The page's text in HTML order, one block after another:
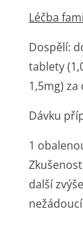
Léčba
Dospělí:
tablety
1,5mg) za
Dávku
1
další